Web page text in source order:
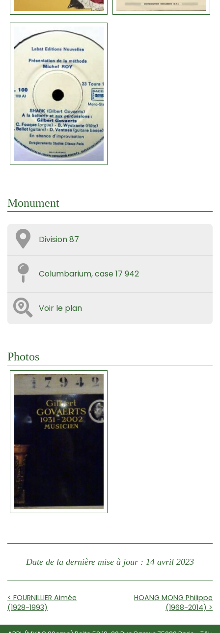
Monument
Division 87
Columbarium, case 17 942
Voir le plan
Photos
Date de la dernière mise à jour : 14 avril 2023
< FOURNILLIER Aimée
(1928-1993)
HOANG MONG Philippe
(1968-2014) >